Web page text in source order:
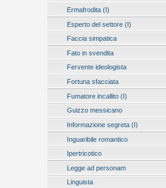
Ermafrodita (I)
Esperto del settore (I)
Faccia simpatica
Fato in svendita
Fervente ideologista
Fortuna sfacciata
Fumatore incallito (I)
Guizzo messicano
Informazione segreta (I)
Inguaribile romantico
Ipertricotico
Legge ad personam
Linguista